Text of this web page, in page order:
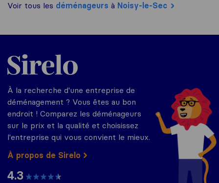
Voir tous les déménageurs à Noisy-le-Sec
Sirelo.fr
À la recherche d'une entreprise de
déménagement ? Vous êtes au bon
endroit ! Comparez les déménageurs
sur le prix et la qualité et choisissez
l'entreprise qui vous convient le mieux.
À propos de Sirelo
4.3